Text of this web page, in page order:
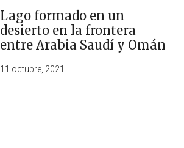
Lago formado en un
desierto en la frontera
entre Arabia Saudí y Omán
11 octubre, 2021